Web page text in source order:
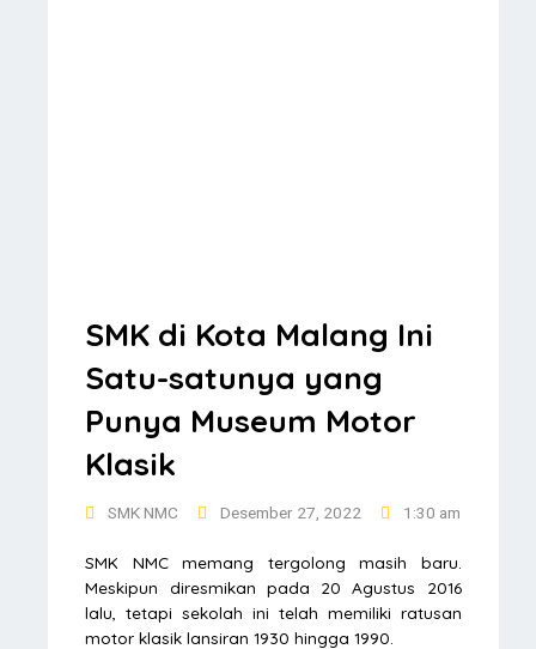
SMK di Kota Malang Ini
Satu-satunya yang
Punya Museum Motor
Klasik
SMK NMC Desember 27, 2022 1:30 am
SMK NMC memang tergolong masih baru.
Meskipun diresmikan pada 20 Agustus 2016
lalu, tetapi sekolah ini telah memiliki ratusan
motor klasik lansiran 1930 hingga 1990.